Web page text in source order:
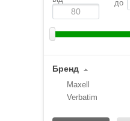
до
Бренд
Maxell
Verbatim